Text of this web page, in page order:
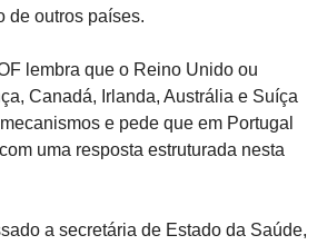
de outros países.
lembra que o Reino Unido ou
Canadá, Irlanda, Austrália e Suíça
e pede que em Portugal
uma resposta estruturada nesta
a secretária de Estado da Saúde,